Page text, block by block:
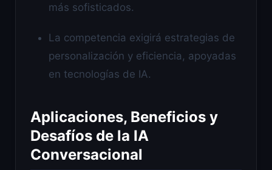
más sofisticados.
La competencia exigirá estrategias de
personalización y eficiencia, apoyadas
en tecnologías de IA.
Aplicaciones, Beneficios y
Desafíos de la IA
Conversacional